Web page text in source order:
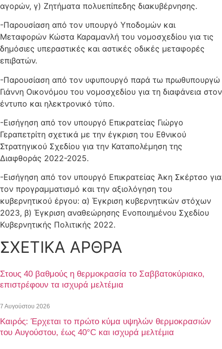
αγορών, γ) Ζητήματα πολυεπίπεδης διακυβέρνησης.
-Παρουσίαση από τον υπουργό Υποδομών και
Μεταφορών Κώστα Καραμανλή του νομοσχεδίου για τις
δημόσιες υπεραστικές και αστικές οδικές μεταφορές
επιβατών.
-Παρουσίαση από τον υφυπουργό παρά τω πρωθυπουργώ
Γιάννη Οικονόμου του νομοσχεδίου για τη διαφάνεια στον
έντυπο και ηλεκτρονικό τύπο.
-Εισήγηση από τον υπουργό Επικρατείας Γιώργο
Γεραπετρίτη σχετικά με την έγκριση του Εθνικού
Στρατηγικού Σχεδίου για την Καταπολέμηση της
Διαφθοράς 2022-2025.
-Εισήγηση από τον υπουργό Επικρατείας Άκη Σκέρτσο για
τον προγραμματισμό και την αξιολόγηση του
κυβερνητικού έργου: α) Έγκριση κυβερνητικών στόχων
2023, β) Έγκριση αναθεώρησης Ενοποιημένου Σχεδίου
Κυβερνητικής Πολιτικής 2022.
ΣΧΕΤΙΚΑ ΑΡΘΡΑ
Στους 40 βαθμούς η θερμοκρασία το Σαββατοκύριακο,
επιστρέφουν τα ισχυρά μελτέμια
7 Αυγούστου 2026
Καιρός: Έρχεται το πρώτο κύμα υψηλών θερμοκρασιών
του Αυγούστου, έως 40°C και ισχυρά μελτέμια